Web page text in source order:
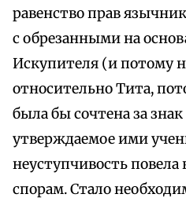
равенство прав
с обрезанными на
Искупителя (и потому
относительно Тита,
была бы сочтена за знак
утверждаемое ими
неуступчивость
спорам. Стало